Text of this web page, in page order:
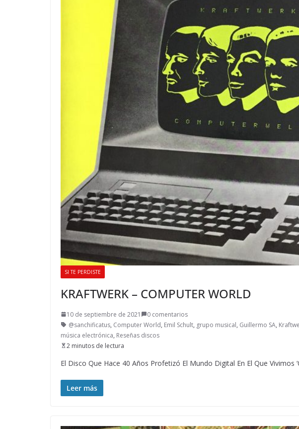
SI TE PERDISTE
KRAFTWERK – COMPUTER WORLD
10 de septiembre de 2021
0 comentarios
@sanchificatus, Computer World, Emil Schult, grupo musical, Guillermo SA,
música electrónica, Reseñas discos
2 minutos de lectura
El Disco Que Hace 40 Años Profetizó El Mundo Digital En El Que Vivimos
Leer más